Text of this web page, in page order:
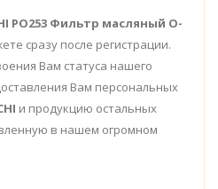
PO253 Фильтр масляный O-
сразу после регистрации.
Вам статуса нашего
Вам персональных
и продукцию остальных
в нашем огромном